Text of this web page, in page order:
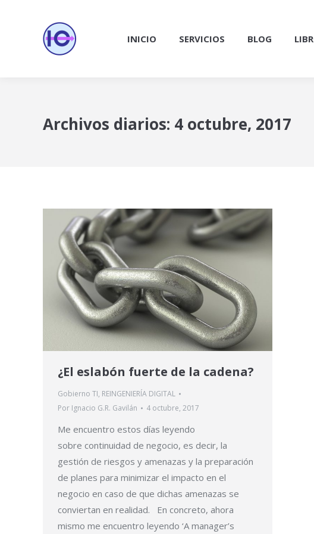
INICIO SERVICIOS BLOG
Archivos diarios: 4 octubre, 2017
¿El eslabón fuerte de la cadena?
Gobierno TI, REINGENIERÍA DIGITAL
Por Ignacio G.R. Gavilán 4 octubre, 2017
Me encuentro estos días leyendo
sobre continuidad de negocio, es decir, la
gestión de riesgos y amenazas y la preparación
de planes para minimizar el impacto en el
negocio en caso de que dichas amenazas se
conviertan en realidad. En concreto, ahora
mismo me encuentro leyendo ‘A manager’s